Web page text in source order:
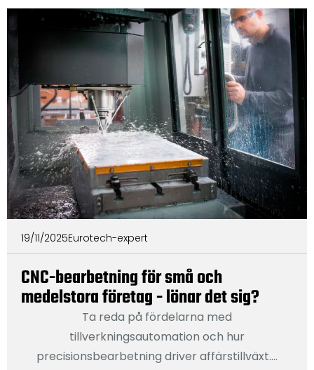
19/11/2025Eurotech-expert
CNC-bearbetning för små och
medelstora företag - lönar det sig?
Ta reda på fördelarna med
tillverkningsautomation och hur
precisionsbearbetning driver affärstillväxt....